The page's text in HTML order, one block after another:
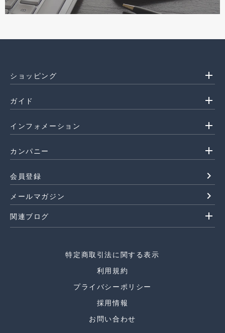
ショッピング add
ガイド add
インフォメーション add
カンパニー add
会員登録 navigate_next
メールマガジン navigate_next
関連ブログ add
特定商取引法に関する表示
利用規約
プライバシーポリシー
採用情報
お問い合わせ